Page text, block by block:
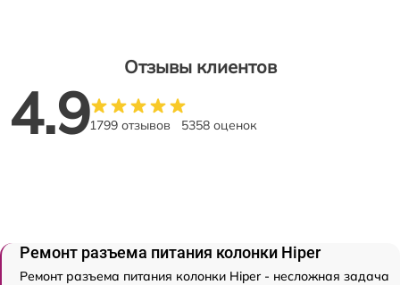
Отзывы клиентов
4.91799 отзывов 5358 оценок
Ремонт разъема питания колонки Hiper
Ремонт разъема питания колонки Hiper - несложная задача